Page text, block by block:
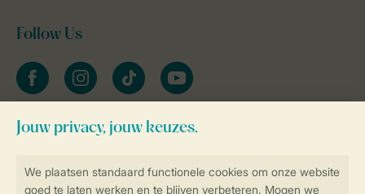
Follow Us
facebookinstagramtiktok youtube
Blijf op de hoogte